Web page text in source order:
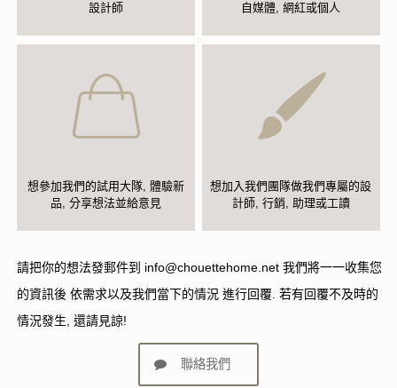
設計師
自媒體, 網紅或個人
想參加我們的試用大隊, 體驗新
品, 分享想法並給意見
想加入我們團隊做我們專屬的設
計師, 行銷, 助理或工讀
請把你的想法發郵件到 info@chouettehome.net我們將一一收集您
的資訊後 依需求以及我們當下的情況 進行回覆. 若有回覆不及時的
情況發生, 還請見諒!
聯絡我們